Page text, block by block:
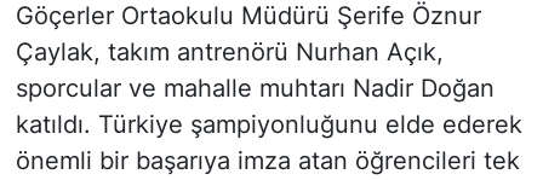
Göçerler Ortaokulu Müdürü Şerife Öznur
Çaylak, takım antrenörü Nurhan Açık,
sporcular ve mahalle muhtarı Nadir Doğan
katıldı. Türkiye şampiyonluğunu elde ederek
önemli bir başarıya imza atan öğrencileri tek